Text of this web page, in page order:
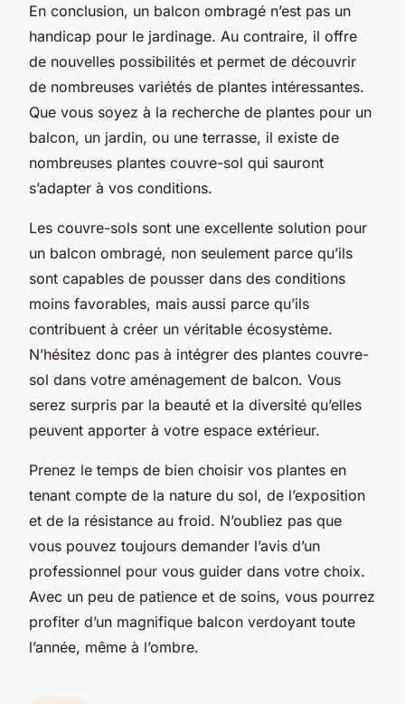
En conclusion, un balcon ombragé n’est pas un
handicap pour le jardinage. Au contraire, il offre
de nouvelles possibilités et permet de découvrir
de nombreuses variétés de plantes intéressantes.
Que vous soyez à la recherche de plantes pour un
balcon, un jardin, ou une terrasse, il existe de
nombreuses plantes couvre-sol qui sauront
s’adapter à vos conditions.
Les couvre-sols sont une excellente solution pour
un balcon ombragé, non seulement parce qu’ils
sont capables de pousser dans des conditions
moins favorables, mais aussi parce qu’ils
contribuent à créer un véritable écosystème.
N’hésitez donc pas à intégrer des plantes couvre-
sol dans votre aménagement de balcon. Vous
serez surpris par la beauté et la diversité qu’elles
peuvent apporter à votre espace extérieur.
Prenez le temps de bien choisir vos plantes en
tenant compte de la nature du sol, de l’exposition
et de la résistance au froid. N’oubliez pas que
vous pouvez toujours demander l’avis d’un
professionnel pour vous guider dans votre choix.
Avec un peu de patience et de soins, vous pourrez
profiter d’un magnifique balcon verdoyant toute
l’année, même à l’ombre.